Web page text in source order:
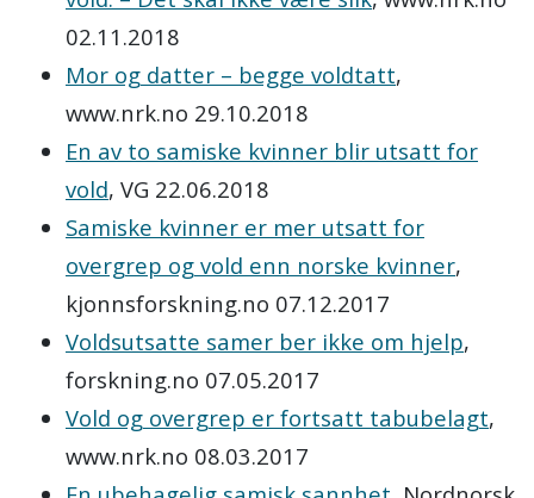
02.11.2018
Mor og datter – begge voldtatt,
www.nrk.no 29.10.2018
En av to samiske kvinner blir utsatt for
vold, VG 22.06.2018
Samiske kvinner er mer utsatt for
overgrep og vold enn norske kvinner,
kjonnsforskning.no 07.12.2017
Voldsutsatte samer ber ikke om hjelp,
forskning.no 07.05.2017
Vold og overgrep er fortsatt tabubelagt,
www.nrk.no 08.03.2017